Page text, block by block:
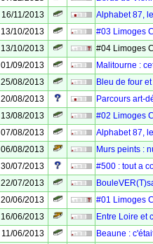
16/11/2013
Alphabet 87,
13/10/2013
#03 Limoges
13/10/2013
#04 Limoges
01/09/2013
Malitourne :
25/08/2013
Bleu de four
20/08/2013
Parcours art-
13/08/2013
#02 Limoges
07/08/2013
Alphabet 87,
06/08/2013
Murs peints :
30/07/2013
#500 : tout a
22/07/2013
20/06/2013
#01 Limoges
16/06/2013
Entre Loire et
11/06/2013
Beaune :